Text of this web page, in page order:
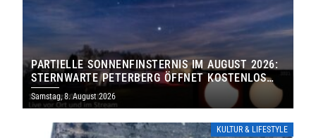
PARTIELLE SONNENFINSTERNIS IM AUGUST 2026:
STERNWARTE PETERBERG ÖFFNET KOSTENLOS
IHRE TORE
Samstag, 8. August 2026
KULTUR & LIFESTYLE